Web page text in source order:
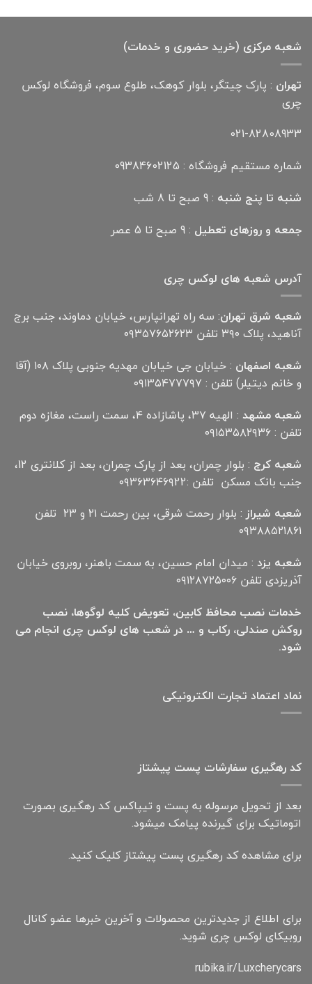
4,000,000 تومان 2,700,000 تومان
شعبه مرکزی (خرید حضوری و خدمات)
تهران : پارک چیتگر، بلوار کوهک، طلوع سوم، فروشگاه لوکس
چری
021-82808933
شماره مستقیم فروشگاه : 09384602125
شنبه تا پنج شنبه : 9 صبح تا 8 شب
جمعه و روزهای تعطیل : 9 صبح تا 5 عصر
آدرس شعبه های لوکس چری
شعبه شرق تهران: سه راه تهرانپارس، خیابان دماوند، جنب برج
آناهید، پلاک ۳۹۰ تلفن ۰۹۳۵۷۶۵۲۶۲۳
شعبه اصفهان
: خیابان جی خیابان مهدیه جنوبی پلاک ۱۰۸ (آقا
و خانم دیتیلر) تلفن : ۰۹۱۳۵۴۷۷۷۹۷
شعبه مشهد
: الهیه ۳۷، پاشازاده ۴، سمت راست، مغازه دوم
تلفن : ۰۹۱۵۳۵۸۲۹۳۶
شعبه کرج
: بلوار چمران، بعد از پارک چمران، بعد از کلانتری 12،
جنب بانک مسکن تلفن :۰۹۳۶۳۶۴۶۹22
شعبه شیراز
: بلوار رحمت شرقی، بین رحمت ۲۱ و ۲۳ تلفن
۰۹۳۸۸۵۲۱۸۶۱
شعبه یزد : میدان امام حسین، به سمت باهنر، روبروی خیابان
آذریزدی تلفن ۰۹۱۲۸۷۲۵۰۰۶
خدمات نصب محافظ کابین، تعویض کلیه لوگوها، نصب
روکش صندلی، رکاب و … در شعب های لوکس چری انجام می
شود.
نماد اعتماد تجارت الكترونیكی
کد رهگیری سفارشات پست پیشتاز
بعد از تحویل مرسوله به پست و تیپاکس کد رهگیری بصورت
اتوماتیک برای گیرنده پیامک میشود.
برای مشاهده کد رهگیری پست پیشتاز کلیک کنید.
برای اطلاع از جدیدترین محصولات و آخرین خبرها عضو کانال
روبیکای لوکس چری شوید.
rubika.ir/Luxcherycars